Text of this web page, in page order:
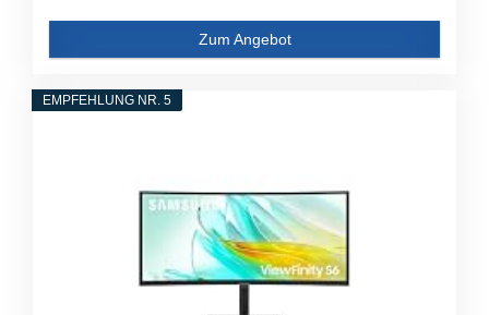
Zum Angebot
EMPFEHLUNG NR. 5